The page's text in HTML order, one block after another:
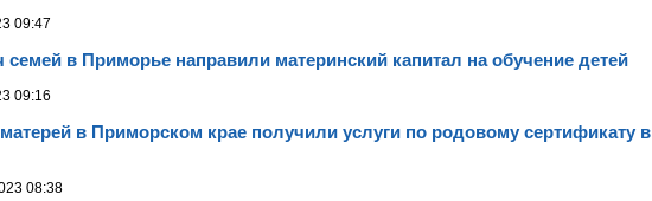
09:47
семей в Приморье направили материнский капитал на обучение детей
09:16
в Приморском крае получили услуги по родовому сертификату в
08:38